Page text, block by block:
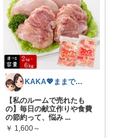
KAKA💖ままでもキレイでいたい
【私のルームで売れたも
の】毎日の献立作りや食費
の節約って、悩み ...
￥ 1,600～